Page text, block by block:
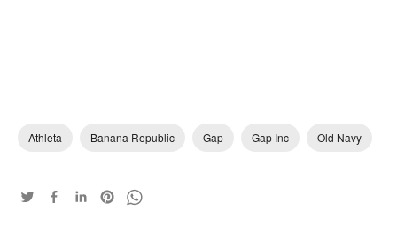
Athleta Banana Republic Gap Gap Inc Old Navy